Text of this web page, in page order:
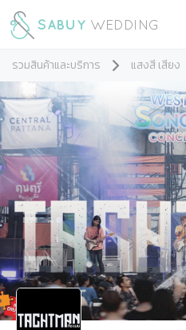
รวมสินค้าและบริการ แสงสี เสียง